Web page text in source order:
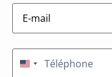
E-
mail(Nécessaire)
Téléphone
États-Unis +1